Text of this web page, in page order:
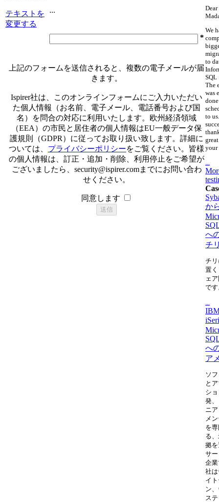
テキストを
変更する
...
*
上記のフォームを送信されると、複数の電子メールが届
きます。
Ispirer社は、このオンラインフォームにご入力いただい
た個人情報（お名前、電子メール、電話番号および国
名）を問合の対応に利用いたします。欧州経済領域
（EEA）の市民と居住者の個人情報はEU一般データ保
護規則（GDPR）に従ってお取り扱い致します。詳細に
ついては、 プライバシーポリシーをご覧ください。皆様
の個人情報は、訂正・追加・削除、利用停止をご希望が
ございましたら、 security@ispirer.comまでにお問い合わ
せください。
同意します
We
to
SQL
The
was
to
your
か
へ
チ
チ
置
ェ
で
へ
ア
ソ
と
シ
発
ニ
メ
を
る
拠
サ
企
社
イ
ン
ス